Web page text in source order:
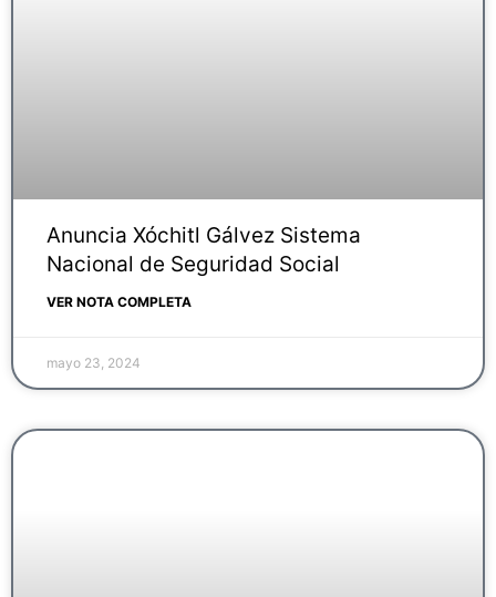
Anuncia Xóchitl Gálvez Sistema
Nacional de Seguridad Social
VER NOTA COMPLETA
mayo 23, 2024